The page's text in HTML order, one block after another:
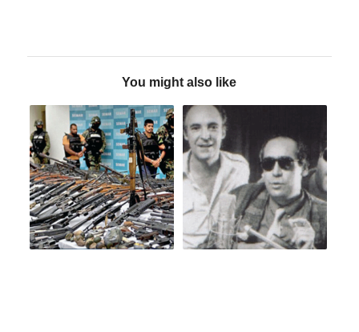
You might also like